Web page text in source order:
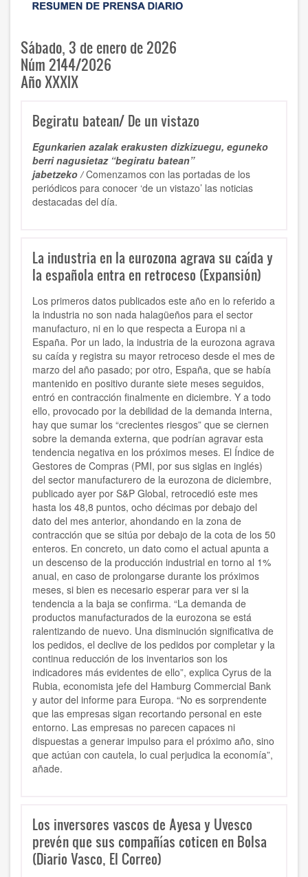
Sábado, 3 de enero de 2026
Núm 2144/2026
Año XXXIX
Begiratu batean/ De un vistazo
Egunkarien azalak erakusten dizkizuegu, eguneko
berri nagusietaz “begiratu batean”
jabetzeko /Comenzamos con las portadas de los
periódicos para conocer ‘de un vistazo’ las noticias
destacadas del día.
La industria en la eurozona agrava su caída y
la española entra en retroceso (Expansión)
Los primeros datos publicados este año en lo referido a
la industria no son nada halagüeños para el sector
manufacturo, ni en lo que respecta a Europa ni a
España. Por un lado, la industria de la eurozona agrava
su caída y registra su mayor retroceso desde el mes de
marzo del año pasado; por otro, España, que se había
mantenido en positivo durante siete meses seguidos,
entró en contracción finalmente en diciembre. Y a todo
ello, provocado por la debilidad de la demanda interna,
hay que sumar los “crecientes riesgos” que se ciernen
sobre la demanda externa, que podrían agravar esta
tendencia negativa en los próximos meses. El Índice de
Gestores de Compras (PMI, por sus siglas en inglés)
del sector manufacturero de la eurozona de diciembre,
publicado ayer por S&P Global, retrocedió este mes
hasta los 48,8 puntos, ocho décimas por debajo del
dato del mes anterior, ahondando en la zona de
contracción que se sitúa por debajo de la cota de los 50
enteros. En concreto, un dato como el actual apunta a
un descenso de la producción industrial en torno al 1%
anual, en caso de prolongarse durante los próximos
meses, si bien es necesario esperar para ver si la
tendencia a la baja se confirma. “La demanda de
productos manufacturados de la eurozona se está
ralentizando de nuevo. Una disminución significativa de
los pedidos, el declive de los pedidos por completar y la
continua reducción de los inventarios son los
indicadores más evidentes de ello”, explica Cyrus de la
Rubia, economista jefe del Hamburg Commercial Bank
y autor del informe para Europa. “No es sorprendente
que las empresas sigan recortando personal en este
entorno. Las empresas no parecen capaces ni
dispuestas a generar impulso para el próximo año, sino
que actúan con cautela, lo cual perjudica la economía”,
añade.
Los inversores vascos de Ayesa y Uvesco
prevén que sus compañías coticen en Bolsa
(Diario Vasco, El Correo)